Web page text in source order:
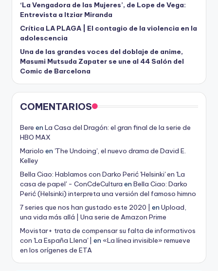
‘La Vengadora de las Mujeres’, de Lope de Vega:
Entrevista a Itziar Miranda
Crítica LA PLAGA | El contagio de la violencia en la
adolescencia
Una de las grandes voces del doblaje de anime,
Masumi Mutsuda Zapater se une al 44 Salón del
Comic de Barcelona
COMENTARIOS
Bere en La Casa del Dragón: el gran final de la serie de
HBO MAX
Mariolo en 'The Undoing', el nuevo drama de David E.
Kelley
Bella Ciao: Hablamos con Darko Perić 'Helsinki' en 'La
casa de papel' - ConCdeCultura en Bella Ciao: Darko
Perić (Helsinki) interpreta una versión del famoso himno
7 series que nos han gustado este 2020 |
en Upload,
una vida más allá | Una serie de Amazon Prime
Movistar+ trata de compensar su falta de informativos
con 'La España Llena' | en «La línea invisible» remueve
en los orígenes de ETA